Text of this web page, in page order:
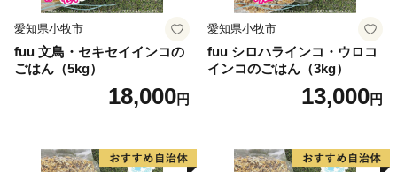
プ特例申請書
■お問い合わせ先
可児市ふるさと納税サポート室
メールアドレス：support@kani.furusato-lg.jp
愛知県小牧市
fuu 文鳥・セキセイインコの
ごはん（5kg）
18,000円
愛知県小牧市
fuu シロハラインコ・ウロコ
インコのごはん（3kg）
13,000円